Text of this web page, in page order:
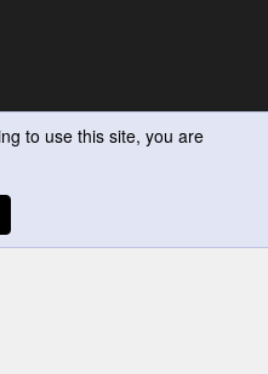
to use this site, you are